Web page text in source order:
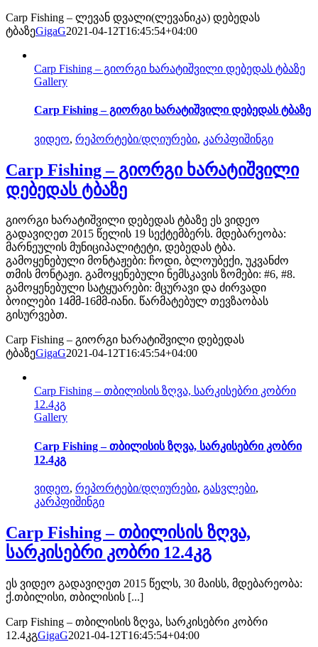
Carp Fishing – ლევან დვალი(ლევანიკა) დებედას
ტბაზეGigaG2021-04-12T16:45:54+04:00
Carp Fishing – გიორგი ხარატიშვილი დებედას ტბაზე
Gallery
Carp Fishing – გიორგი ხარატიშვილი დებედას ტბაზე
ვიდეო, რეპორტები/დღიურები, კარპფიშინგი
Carp Fishing – გიორგი ხარატიშვილი
დებედას ტბაზე
გიორგი ხარატიშვილი დებედას ტბაზე ეს ვიდეო
გადავიღეთ 2015 წელის 19 სექტემბერს. მდებარეობა:
მარნეულის მუნიციპალიტეტი, დებედას ტბა.
გამოყენებული მონტაჟები: ჩოდი, ბლოუბექი, უკვანძო
თმის მონტაჟი. გამოყენებული ნემსკავის ზომები: #6, #8.
გამოყენებული სატყუარები: მცურავი და ძირვადი
ბოილები 14მმ-16მმ-იანი. წარმატებულ თევზაობას
გისურვებთ.
Carp Fishing – გიორგი ხარატიშვილი დებედას
ტბაზეGigaG2021-04-12T16:45:54+04:00
Carp Fishing – თბილისის ზღვა, სარკისებრი კობრი
12.4კგ
Gallery
Carp Fishing – თბილისის ზღვა, სარკისებრი კობრი
12.4კგ
ვიდეო, რეპორტები/დღიურები, გასვლები,
კარპფიშინგი
Carp Fishing – თბილისის ზღვა,
სარკისებრი კობრი 12.4კგ
ეს ვიდეო გადავიღეთ 2015 წელს, 30 მაისს, მდებარეობა:
ქ.თბილისი, თბილისის [...]
Carp Fishing – თბილისის ზღვა, სარკისებრი კობრი
12.4კგGigaG2021-04-12T16:45:54+04:00